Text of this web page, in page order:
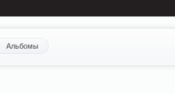
Альбомы